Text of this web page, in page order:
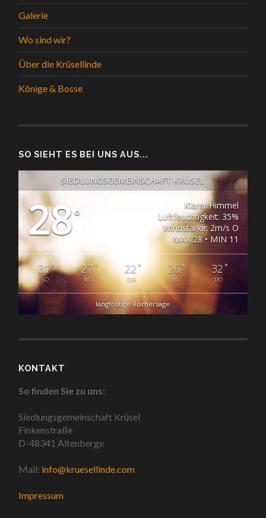
Galerie
Wo sind wir?
Über die Krüsellinde
Könige & Bosse
SO SIEHT ES BEI UNS AUS...
SIEDLUNGSGEMEINSCHAFT KRÜSEL
28°
Klarer Himmel
Luftfeuchtigkeit: 35%
Windstärke: 2m/s O
MAX 28 • MIN 11
31°
SO
27°
MO
22 °
DIE
26°
MI
32 °
DO
langfristige Vorhersage
KONTAKT
So finden Sie zu uns:
Siedlungsgemeinschaft Krüsel
Finkenstraße
D-48341 Altenberge
Mail: info@kruesellinde.com
Impressum